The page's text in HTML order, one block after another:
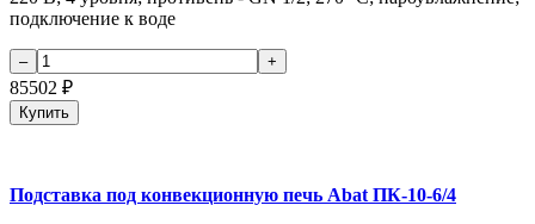
подключение к воде
85502 ₽
Купить
Подставка под конвекционную печь Abat ПК-10-6/4